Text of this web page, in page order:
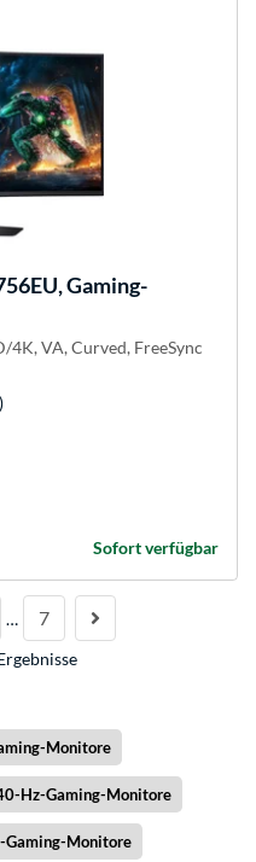
Gaming-
VA, Curved, FreeSync
Sofort verfügbar
… 7
Monitore
Hz-Gaming-Monitore
Gaming-Monitore